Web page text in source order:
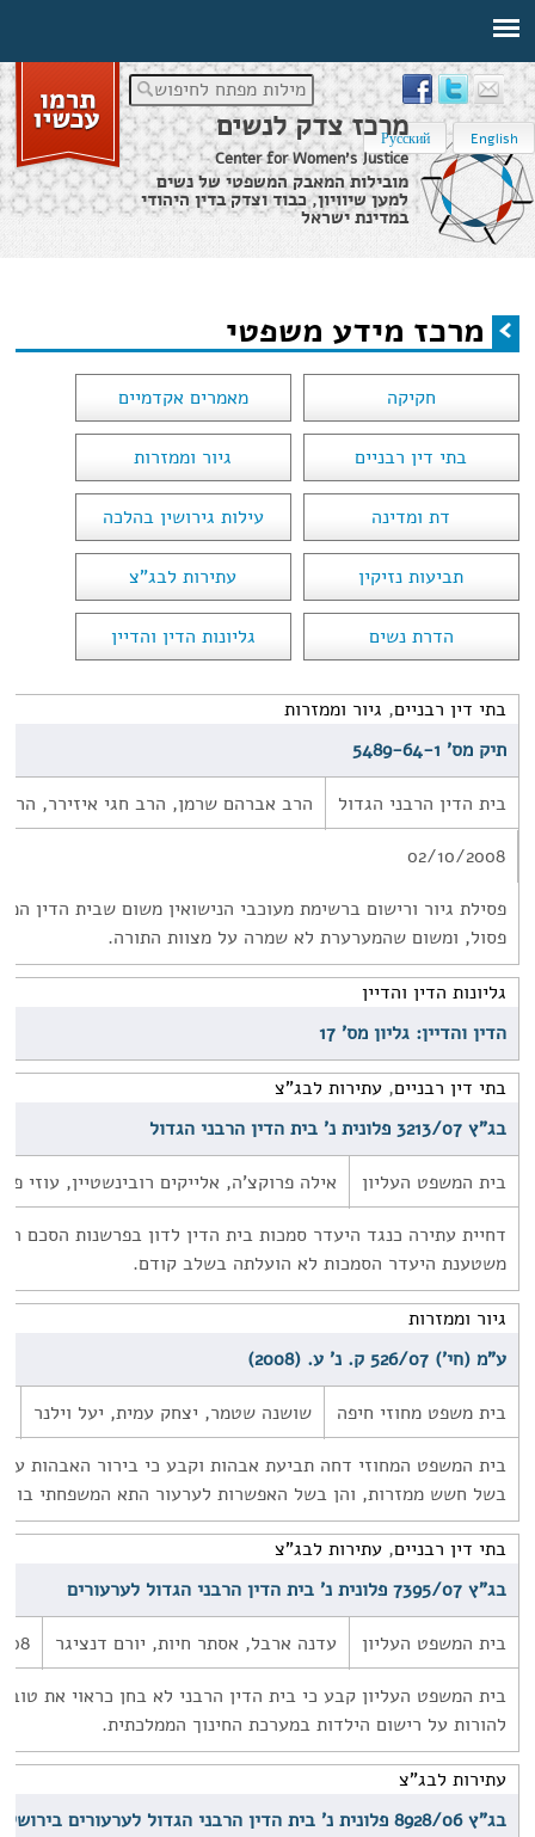
מילות מפתח לחיפוש
English
Русский
מרכז צדק לנשים
Center for Women's Justice
מובילות המאבק המשפטי של נשים
למען שיוויון, כבוד וצדק בדין היהודי
במדינת ישראל
הינך נמצא כאן
מרכז מידע משפטי
חקיקה מאמרים אקדמיים
בתי דין רבניים גיור וממזרות
דת ומדינה עילות גירושין בהלכה
תביעות נזיקין עתירות לבג"צ
הדרת נשים גליונות הדין והדיין
בתי דין רבניים, גיור וממזרות
תיק מס' 5489-64-1
בית הדין הרבני הגדול
הרב אברהם שרמן, הרב חגי איזירר,
02/10/2008
פסילת גיור ורישום ברשימת מעוכבי הנישואין משום שבית הדין
פסול, ומשום שהמערערת לא שמרה על מצוות התורה.
גליונות הדין והדיין
הדין והדיין: גליון מס' 17
בתי דין רבניים,עתירות לבג"צ
בג"ץ 3213/07 פלונית נ' בית הדין הרבני הגדול
בית המשפט העליון
אילה פרוקצ'ה, אלייקים רובינשטיין, עוזי
דחיית עתירה כנגד היעדר סמכות בית הדין לדון בפרשנות הסכם
משטענת היעדר הסמכות לא הועלתה בשלב קודם.
גיור וממזרות
ע"מ (חי') 526/07 ק. נ' ע. (2008)
בית משפט מחוזי חיפה שושנה שטמר, יצחק עמית, יעל וילנר
בית המשפט המחוזי דחה תביעת אבהות וקבע כי בירור האבהות
בשל חשש ממזרות, והן בשל האפשרות לערעור התא המשפחתי בו
בתי דין רבניים,עתירות לבג"צ
בג"ץ 7395/07 פלונית נ' בית הדין הרבני הגדול לערעורים
בית המשפט העליון עדנה ארבל, אסתר חיות, יורם דנציגר
בית המשפט העליון קבע כי בית הדין הרבני לא בחן כראוי את
להורות על רישום הילדות במערכת החינוך הממלכתית.
עתירות לבג"צ
בג"ץ 8928/06 פלונית נ' בית הדין הרבני הגדול לערעורים בירושלים (2008)